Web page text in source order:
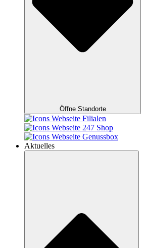
Öffne Standorte
Aktuelles